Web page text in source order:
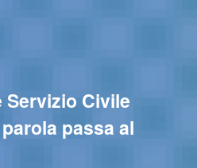
Servizio Civile
passa al